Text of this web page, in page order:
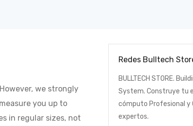
we strongly
you up to
in regular sizes, not
Redes Bulltech
BULLTECH STORE.
System. Construye tu
cómputo Profesional y
expertos.